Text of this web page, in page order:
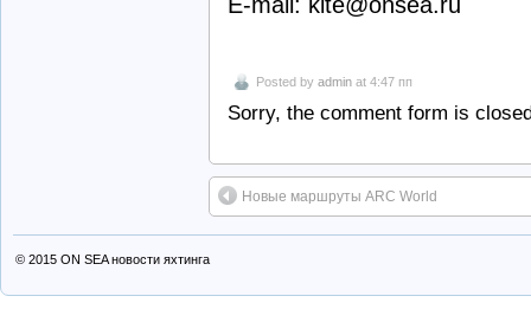
Posted by admin at 4:47 пп
Sorry, the comment form is
Новые маршруты ARC World
© 2015 ON SEA новости яхтинга